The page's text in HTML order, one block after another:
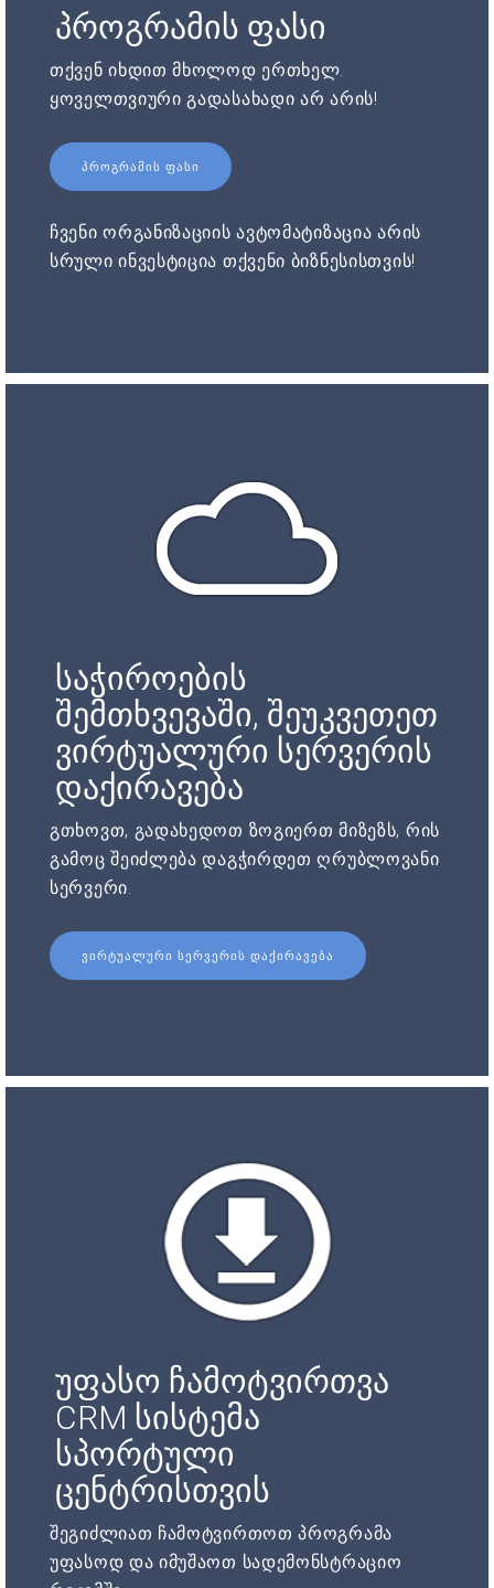
პროგრამის ფასი
თქვენ იხდით მხოლოდ ერთხელ.
ყოველთვიური გადასახადი არ არის!
ᲞᲠᲝᲒᲠᲐᲛᲘᲡ ᲤᲐᲡᲘ
ჩვენი ორგანიზაციის ავტომატიზაცია არის
სრული ინვესტიცია თქვენი ბიზნესისთვის!
საჭიროების
შემთხვევაში, შეუკვეთეთ
ვირტუალური სერვერის
დაქირავება
გთხოვთ, გადახედოთ ზოგიერთ მიზეზს, რის
გამოც შეიძლება დაგჭირდეთ ღრუბლოვანი
სერვერი.
ᲕᲘᲠᲢᲣᲐᲚᲣᲠᲘ ᲡᲔᲠᲕᲔᲠᲘᲡ ᲓᲐᲥᲘᲠᲐᲕᲔᲑᲐ
უფასო ჩამოტვირთვა
CRM სისტემა
სპორტული
ცენტრისთვის
შეგიძლიათ ჩამოტვირთოთ პროგრამა
უფასოდ და იმუშაოთ სადემონსტრაციო